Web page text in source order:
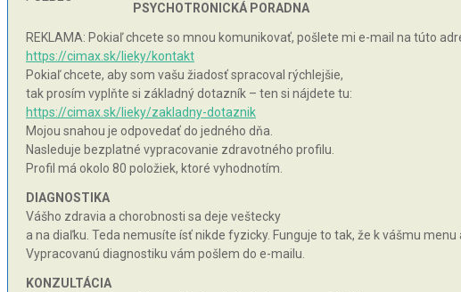
PSYCHOTRONICKÁ PORADNA
REKLAMA: Pokiaľ chcete so mnou komunikovať, pošlete mi e-mail na túto
https://cimax.sk/lieky/kontakt
Pokiaľ chcete, aby som vašu žiadosť spracoval rýchlejšie,
tak prosím vyplňte si základný dotazník – ten si nájdete tu:
https://cimax.sk/lieky/zakladny-dotaznik
Mojou snahou je odpovedať do jedného dňa.
Nasleduje bezplatné vypracovanie zdravotného profilu.
Profil má okolo 80 položiek, ktoré vyhodnotím.
DIAGNOSTIKA
Vášho zdravia a chorobnosti sa deje veštecky
a na diaľku. Teda nemusíte ísť nikde fyzicky. Funguje to tak, že k vášmu
Vypracovanú diagnostiku vám pošlem do e-mailu.
KONZULTÁCIA